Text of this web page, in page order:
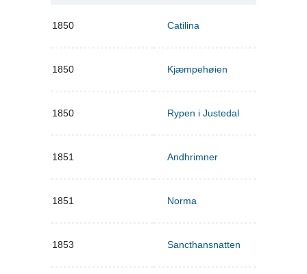
1850 Catilina
1850 Kjæmpehøien
1850 Rypen i Justedal
1851 Andhrimner
1851 Norma
1853 Sancthansnatten